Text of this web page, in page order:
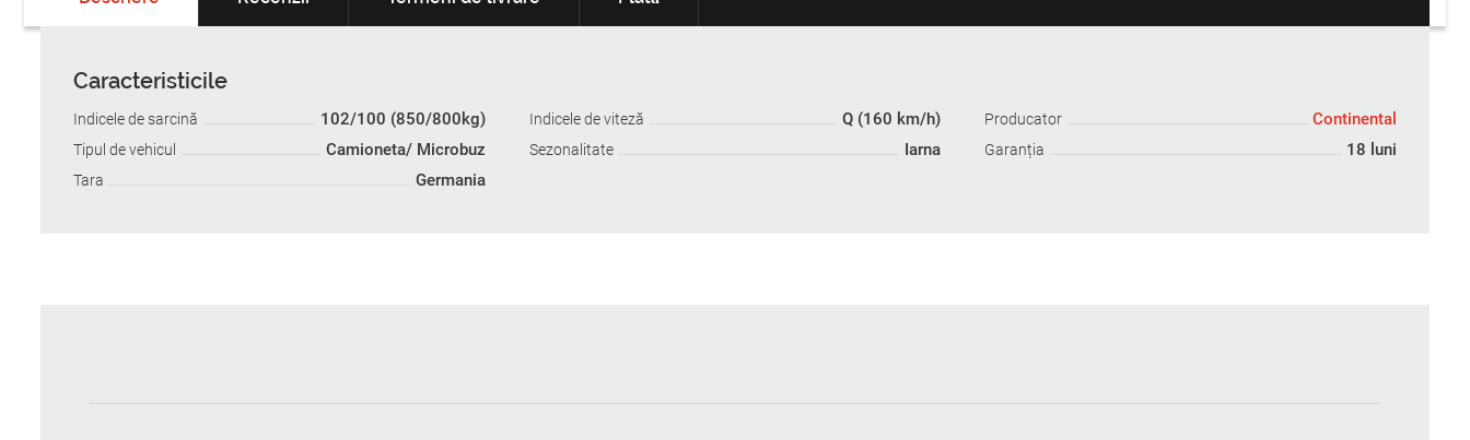
Caracteristicile
Indicele de sarcină 102/100 (850/800kg) Indicele de viteză Q (160 km/h) Producator Continental
Tipul de vehicul Camioneta/ Microbuz Sezonalitate Iarna Garanția 18 luni
Tara Germania